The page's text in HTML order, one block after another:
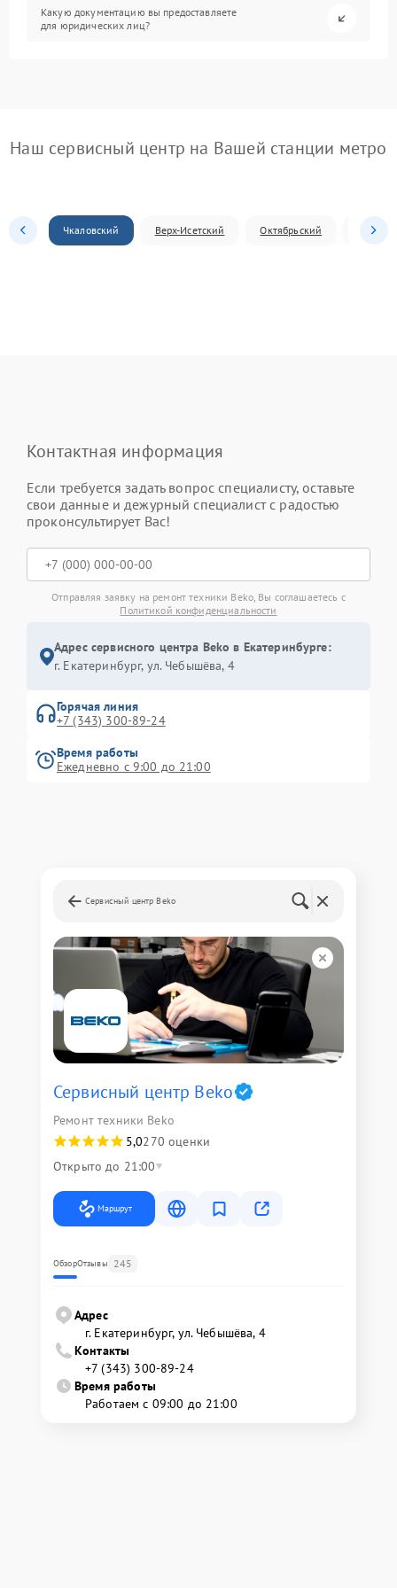
Какую документацию вы предоставляете
для юридических лиц?
Наш сервисный центр на Вашей станции метро
Чкаловский Верх-Исетский Октябрьский
Контактная информация
Если требуется задать вопрос специалисту, оставьте
свои данные и дежурный специалист с радостью
проконсультирует Вас!
Отправляя заявку на ремонт техники Beko, Вы соглашаетесь с
Политикой конфиденциальности
Адрес сервисного центра Beko в Екатеринбурге:
г. Екатеринбург, ул. Чебышёва, 4
Горячая линия
+7 (343) 300-89-24
Время работы
Ежедневно с 9:00 до 21:00
Сервисный центр Beko
Сервисный центр Beko
Ремонт техники Beko
5,0270 оценки
Открыто до 21:00
Маршрут
ОбзорОтзывы 245
Адрес
г. Екатеринбург, ул. Чебышёва, 4
Контакты
+7 (343) 300-89-24
Время работы
Работаем с 09:00 до 21:00